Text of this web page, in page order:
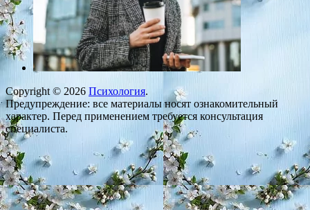
Copyright © 2026 Психология.
Предупреждение: все материалы носят ознакомительный
характер. Перед применением требуется консультация
специалиста.